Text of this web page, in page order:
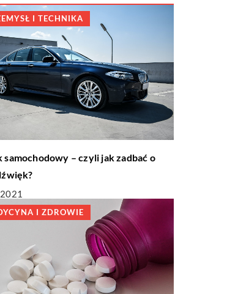
I TECHNIKA
samochodowy – czyli jak zadbać o
I ZDROWIE